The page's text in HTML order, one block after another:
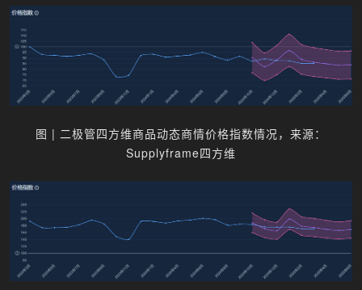
图 | 二极管四方维商品动态商情价格指数情况，来源：
Supplyframe四方维